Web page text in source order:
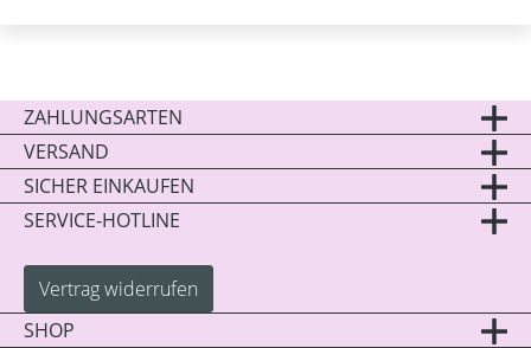
ZAHLUNGSARTEN
VERSAND
SICHER EINKAUFEN
SERVICE-HOTLINE
Vertrag widerrufen
SHOP